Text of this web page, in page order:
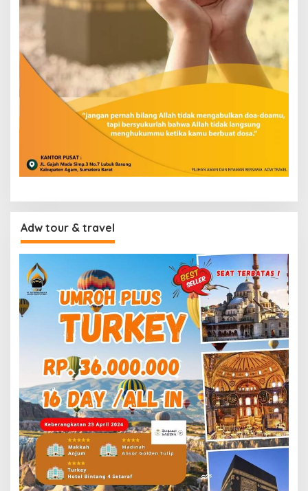
Adw tour & travel